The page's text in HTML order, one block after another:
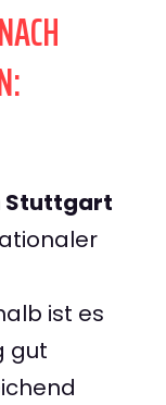
Stuttgart
ist es
gut